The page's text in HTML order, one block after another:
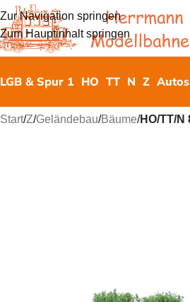
Zur Navigation springen
Zum Hauptinhalt springen
LGB & Spur 1 HO TT N Z Autos
Start/Z/Geländebau/Bäume/HO/TT/N